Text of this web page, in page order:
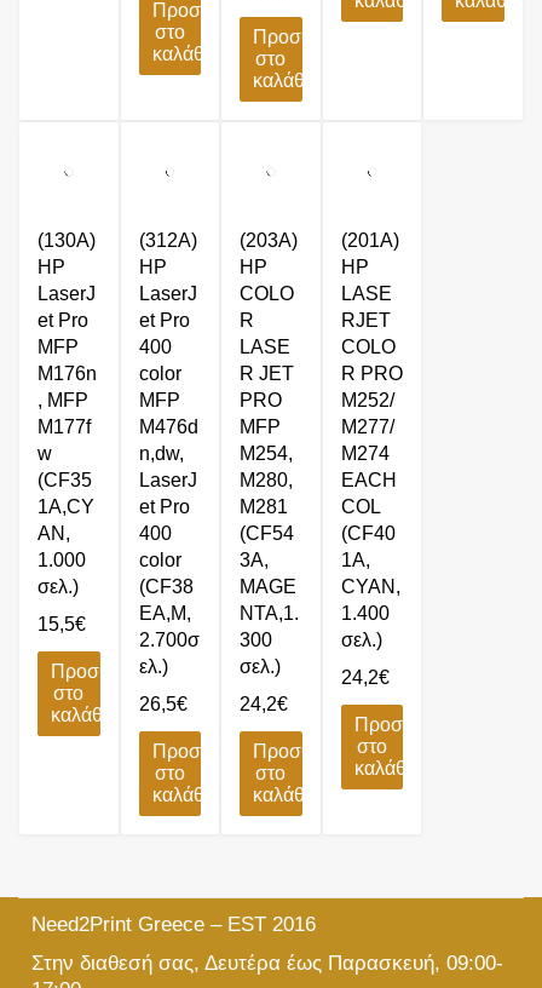
Προσθήκη
στο
καλάθι
Προσθήκη
στο
καλάθι
(130A)
HP
LaserJ
et Pro
MFP
M176n
, MFP
M177f
w
(CF35
1A,CY
AN,
1.000
σελ.)
15,5€
Προσθήκη
στο
καλάθι
(312A)
HP
LaserJ
et Pro
400
color
MFP
M476d
n,dw,
LaserJ
et Pro
400
color
(CF38
EA,M,
2.700σ
ελ.)
26,5€
Προσθήκη
στο
καλάθι
(203A)
HP
COLO
R
LASE
R JET
PRO
MFP
M254,
M280,
M281
(CF54
3A,
MAGE
NTA,1.
300
σελ.)
24,2€
Προσθήκη
στο
καλάθι
(201A)
HP
LASE
RJET
COLO
R PRO
M252/
M277/
M274
EACH
COL
(CF40
1A,
CYAN,
1.400
σελ.)
24,2€
Προσθήκη
στο
καλάθι
Need2Print Greece – EST 2016
Στην διαθεσή σας, Δευτέρα έως Παρασκευή, 09:00-